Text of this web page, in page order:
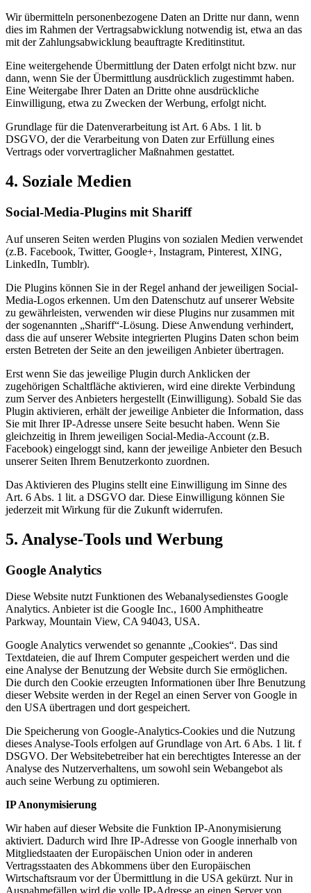
Wir übermitteln personenbezogene Daten an Dritte nur dann, wenn
dies im Rahmen der Vertragsabwicklung notwendig ist, etwa an das
mit der Zahlungsabwicklung beauftragte Kreditinstitut.
Eine weitergehende Übermittlung der Daten erfolgt nicht bzw. nur
dann, wenn Sie der Übermittlung ausdrücklich zugestimmt haben.
Eine Weitergabe Ihrer Daten an Dritte ohne ausdrückliche
Einwilligung, etwa zu Zwecken der Werbung, erfolgt nicht.
Grundlage für die Datenverarbeitung ist Art. 6 Abs. 1 lit. b
DSGVO, der die Verarbeitung von Daten zur Erfüllung eines
Vertrags oder vorvertraglicher Maßnahmen gestattet.
4. Soziale Medien
Social-Media-Plugins mit Shariff
Auf unseren Seiten werden Plugins von sozialen Medien verwendet
(z.B. Facebook, Twitter, Google+, Instagram, Pinterest, XING,
LinkedIn, Tumblr).
Die Plugins können Sie in der Regel anhand der jeweiligen Social-
Media-Logos erkennen. Um den Datenschutz auf unserer Website
zu gewährleisten, verwenden wir diese Plugins nur zusammen mit
der sogenannten „Shariff“-Lösung. Diese Anwendung verhindert,
dass die auf unserer Website integrierten Plugins Daten schon beim
ersten Betreten der Seite an den jeweiligen Anbieter übertragen.
Erst wenn Sie das jeweilige Plugin durch Anklicken der
zugehörigen Schaltfläche aktivieren, wird eine direkte Verbindung
zum Server des Anbieters hergestellt (Einwilligung). Sobald Sie das
Plugin aktivieren, erhält der jeweilige Anbieter die Information, dass
Sie mit Ihrer IP-Adresse unsere Seite besucht haben. Wenn Sie
gleichzeitig in Ihrem jeweiligen Social-Media-Account (z.B.
Facebook) eingeloggt sind, kann der jeweilige Anbieter den Besuch
unserer Seiten Ihrem Benutzerkonto zuordnen.
Das Aktivieren des Plugins stellt eine Einwilligung im Sinne des
Art. 6 Abs. 1 lit. a DSGVO dar. Diese Einwilligung können Sie
jederzeit mit Wirkung für die Zukunft widerrufen.
5. Analyse-Tools und Werbung
Google Analytics
Diese Website nutzt Funktionen des Webanalysedienstes Google
Analytics. Anbieter ist die Google Inc., 1600 Amphitheatre
Parkway, Mountain View, CA 94043, USA.
Google Analytics verwendet so genannte „Cookies“. Das sind
Textdateien, die auf Ihrem Computer gespeichert werden und die
eine Analyse der Benutzung der Website durch Sie ermöglichen.
Die durch den Cookie erzeugten Informationen über Ihre Benutzung
dieser Website werden in der Regel an einen Server von Google in
den USA übertragen und dort gespeichert.
Die Speicherung von Google-Analytics-Cookies und die Nutzung
dieses Analyse-Tools erfolgen auf Grundlage von Art. 6 Abs. 1 lit. f
DSGVO. Der Websitebetreiber hat ein berechtigtes Interesse an der
Analyse des Nutzerverhaltens, um sowohl sein Webangebot als
auch seine Werbung zu optimieren.
IP Anonymisierung
Wir haben auf dieser Website die Funktion IP-Anonymisierung
aktiviert. Dadurch wird Ihre IP-Adresse von Google innerhalb von
Mitgliedstaaten der Europäischen Union oder in anderen
Vertragsstaaten des Abkommens über den Europäischen
Wirtschaftsraum vor der Übermittlung in die USA gekürzt. Nur in